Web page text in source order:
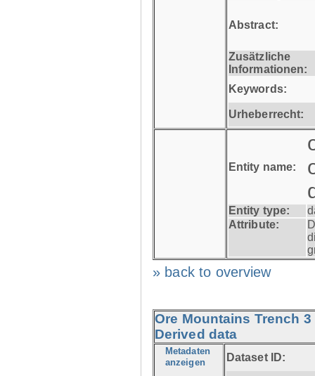
Abstract:
Zusätzliche
Informationen:
Keywords:
Urheberrecht:
Entity name:
Entity type:
Attribute:
» back to overview
Ore Mountains Trench
Derived data
Metadaten
anzeigen Dataset ID: